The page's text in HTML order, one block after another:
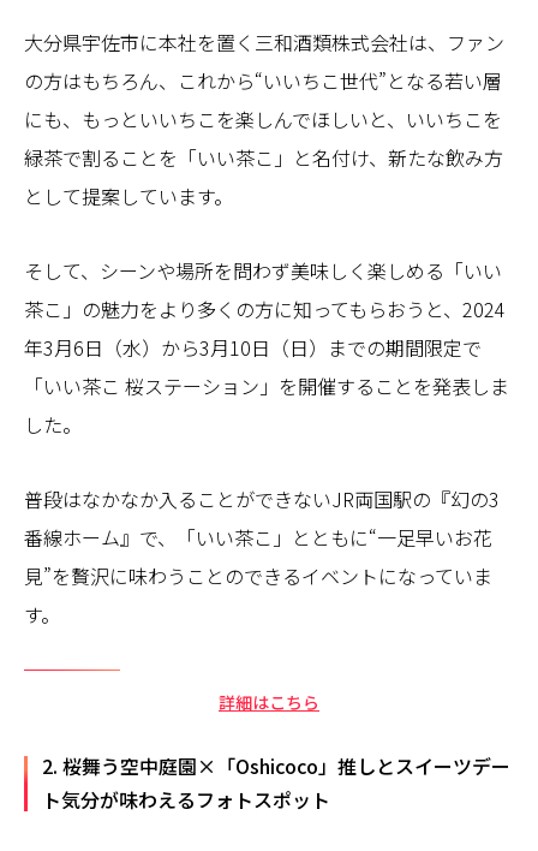
大分県宇佐市に本社を置く三和酒類株式会社は、ファン
の方はもちろん、これから“いいちこ世代”となる若い層
にも、もっといいちこを楽しんでほしいと、いいちこを
緑茶で割ることを「いい茶こ」と名付け、新たな飲み方
として提案しています。
そして、シーンや場所を問わず美味しく楽しめる「いい
茶こ」の魅力をより多くの方に知ってもらおうと、2024
年3月6日（水）から3月10日（日）までの期間限定で
「いい茶こ 桜ステーション」を開催することを発表しま
した。
普段はなかなか入ることができないJR両国駅の『幻の3
番線ホーム』で、「いい茶こ」とともに“一足早いお花
見”を贅沢に味わうことのできるイベントになっていま
す。
詳細はこちら
2. 桜舞う空中庭園×「Oshicoco」推しとスイーツデー
ト気分が味わえるフォトスポット